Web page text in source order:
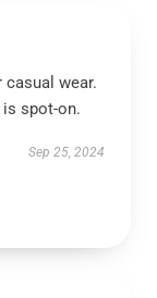
casual wear.
spot-on.
Sep 25, 2024